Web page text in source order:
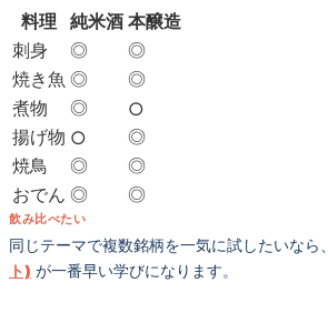
料理 純米酒 本醸造
刺身
◎
◎
焼き魚 ◎
◎
煮物
◎
○
揚げ物 ○
◎
焼鳥
◎
◎
おでん ◎ ◎
飲み比べたい
同じテーマで複数銘柄を一気に試したいなら、
ト) が一番早い学びになります。